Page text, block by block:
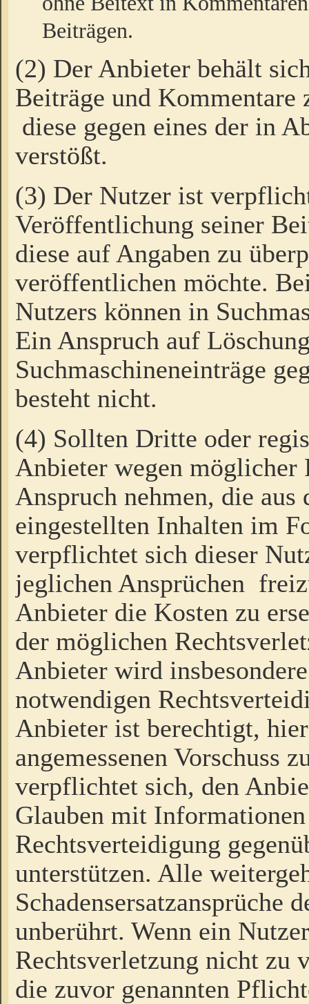
Beiträgen.
(2) Der Anbieter behält
Beiträge und Kommentare
diese gegen eines der in
verstößt.
(3) Der Nutzer ist
Veröffentlichung seiner
diese auf Angaben zu
veröffentlichen möchte.
Nutzers können in
Ein Anspruch auf
Suchmaschineneinträge
besteht nicht.
(4) Sollten Dritte oder
Anbieter wegen möglicher
Anspruch nehmen, die
eingestellten Inhalten im
verpflichtet sich dieser
jeglichen Ansprüchen
Anbieter die Kosten zu
der möglichen
Anbieter wird
notwendigen
Anbieter ist berechtigt,
angemessenen Vorschuss
verpflichtet sich, den
Glauben mit
Rechtsverteidigung
unterstützen. Alle
Schadensersatzansprüche
unberührt. Wenn ein
Rechtsverletzung nicht zu
die zuvor genannten